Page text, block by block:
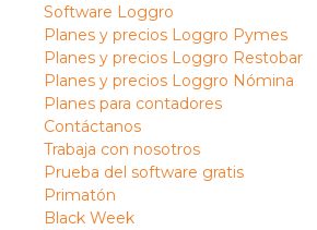
Software Loggro
Planes y precios Loggro Pymes
Planes y precios Loggro Restobar
Planes y precios Loggro Nómina
Planes para contadores
Contáctanos
Trabaja con nosotros
Prueba del software gratis
Primatón
Black Week